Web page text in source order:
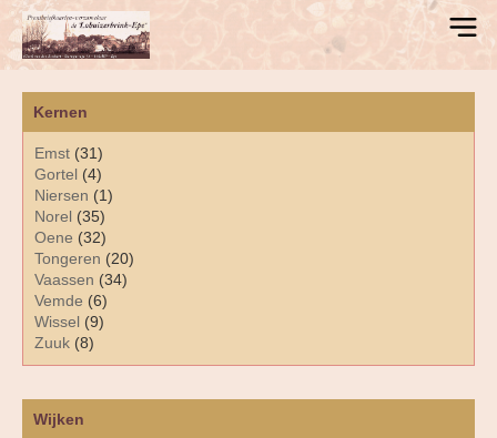
Kernen
Emst (31)
Gortel (4)
Niersen (1)
Norel (35)
Oene (32)
Tongeren (20)
Vaassen (34)
Vemde (6)
Wissel (9)
Zuuk (8)
Wijken